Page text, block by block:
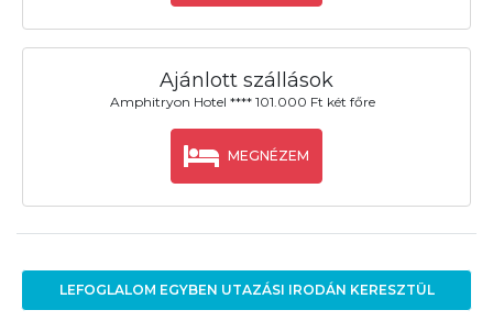
Ajánlott szállások
Amphitryon Hotel **** 101.000 Ft két főre
MEGNÉZEM
LEFOGLALOM EGYBEN UTAZÁSI IRODÁN KERESZTÜL